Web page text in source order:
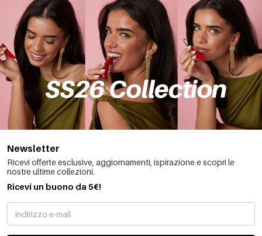
Newsletter
Ricevi offerte esclusive, aggiornamenti, ispirazione e scopri le
nostre ultime collezioni.
Ricevi un buono da 5€!